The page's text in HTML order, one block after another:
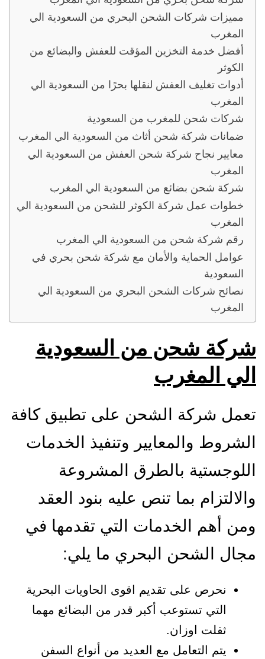
مميزات شركات الشحن البحري من السعودية الي
المغرب
أفضل خدمة التخزين المؤقت للعفش والبضائع من
الكوثر
أدوات تغليف العفش لنقلها بحرًا من السعودية الي
المغرب
شركات شحن للمغرب من السعودية
ضمانات شركة شحن أثاث من السعودية الي المغرب
معايير نجاح شركة شحن العفش من السعودية الي
المغرب
شركة شحن بضائع من السعودية الي المغرب
خطوات عمل شركة الكوثر للشحن من السعودية الي
المغرب
رقم شركة شحن من السعودية الي المغرب
عوامل الحماية والأمان مع شركة شحن بحري في
السعودية
نصائح شركات الشحن البحري من السعودية الي
المغرب
شركة شحن من السعودية
الي المغرب
تعمل شركة الشحن على تطبيق كافة
الشروط والمعايير وتنفيذ الخدمات
اللوجستية بالطرق المشروعة
والالتزام بما تنص عليه بنود العقد
ومن أهم الخدمات التي تقدمها في
مجال الشحن البحري ما يلي:
نحرص على تقديم اقوى الحاويات البحرية
التي تستوعب أكبر قدر من البضائع مهما
ثقلت اوزان.
يتم التعامل مع العديد من أنواع السفن